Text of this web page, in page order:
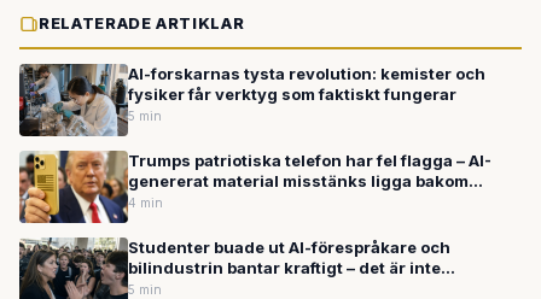
RELATERADE ARTIKLAR
AI-forskarnas tysta revolution: kemister och
fysiker får verktyg som faktiskt fungerar
5 min
Trumps patriotiska telefon har fel flagga – AI-
genererat material misstänks ligga bakom
blunderna
4 min
Studenter buade ut AI-förespråkare och
bilindustrin bantar kraftigt – det är inte
motstånd, det är ett genombrott
5 min